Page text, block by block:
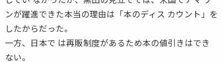
ンが躍進できた本当の理由は「本のディス カウント」を
したからだった。
一方、日本で は再販制度があるため本の値引きはでき
ない。